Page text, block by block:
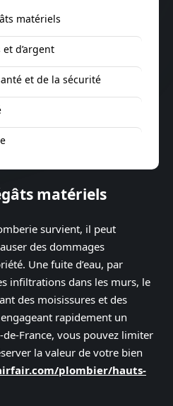
matériels
d’argent
et de la sécurité
matériels
survient, il peut
des dommages
Une fuite d’eau, par
infiltrations dans les murs, le
des moisissures et des
rapidement un
France, vous pouvez limiter
la valeur de votre bien
plombier/hauts-